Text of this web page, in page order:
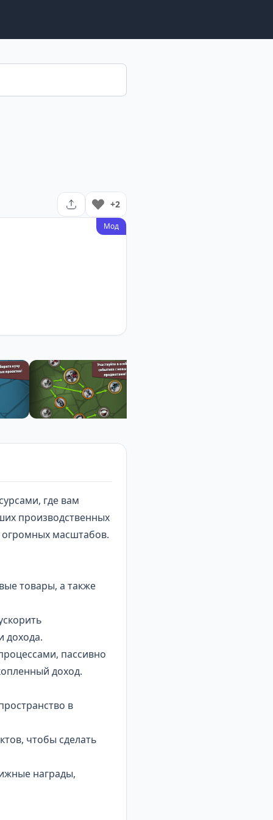
+2
Мод
, где вам
производственных
огромных масштабов.
товары, а также
дохода.
пассивно
доход.
в
чтобы сделать
награды,